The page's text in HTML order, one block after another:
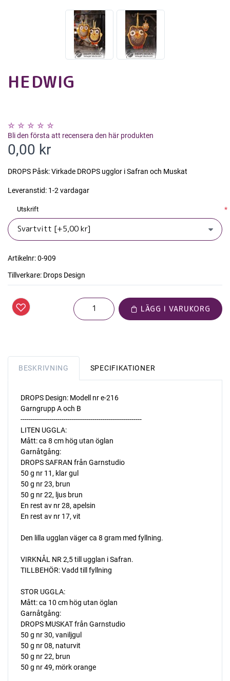
HEDWIG
Bli den första att recensera den här produkten
0,00 kr
DROPS Påsk: Virkade DROPS ugglor i Safran och Muskat
Leveranstid: 1-2 vardagar
Utskrift *
Artikelnr:0-909
Tillverkare: Drops Design
LÄGG I VARUKORG
BESKRIVNING SPECIFIKATIONER
DROPS Design: Modell nr e-216
Garngrupp A och B
-----------------------------------------------------------
LITEN UGGLA:
Mått: ca 8 cm hög utan öglan
Garnåtgång:
DROPS SAFRAN från Garnstudio
50 g nr 11, klar gul
50 g nr 23, brun
50 g nr 22, ljus brun
En rest av nr 28, apelsin
En rest av nr 17, vit
Den lilla ugglan väger ca 8 gram med fyllning.
VIRKNÅL NR 2,5 till ugglan i Safran.
TILLBEHÖR: Vadd till fyllning
STOR UGGLA:
Mått: ca 10 cm hög utan öglan
Garnåtgång:
DROPS MUSKAT från Garnstudio
50 g nr 30, vaniljgul
50 g nr 08, naturvit
50 g nr 22, brun
50 g nr 49, mörk orange